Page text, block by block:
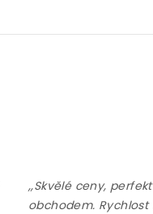
,,Skvělé ceny,
obchodem. Rychlost